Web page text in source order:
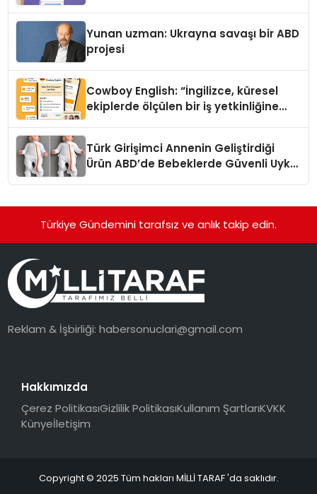
Yunan uzman: Ukrayna savaşı bir ABD
projesi
Cowboy English: “İngilizce, küresel
ekiplerde ölçülen bir iş yetkinliğine
Türk Girişimci Annenin Geliştirdiği
Ürün ABD’de Bebeklerde Güvenli Uyku
Türkiye Gündemini tarafsız ve anlık takip edin.
Reklam & İşbirliği:habersonuclari@gmail.com
Hakkımızda
Çerez PolitikasıGizlilik PolitikasıKullanım ŞartlarıKVKK
Künyeİletişim
Copyright © 2025 Tüm hakları MİLLİ TARAF 'da saklıdır.